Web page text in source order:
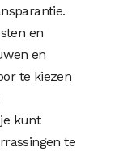
en
en
te kiezen
kunt
te